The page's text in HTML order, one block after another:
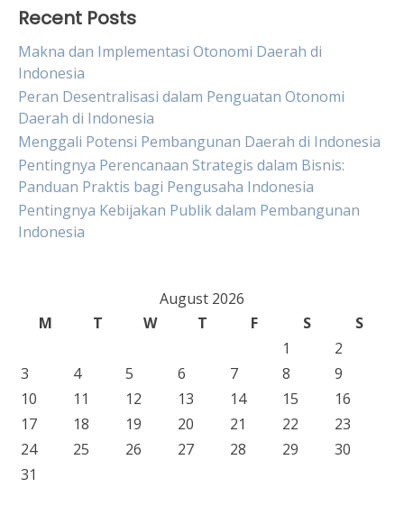
Recent Posts
Makna dan Implementasi Otonomi Daerah di
Indonesia
Peran Desentralisasi dalam Penguatan Otonomi
Daerah di Indonesia
Menggali Potensi Pembangunan Daerah di Indonesia
Pentingnya Perencanaan Strategis dalam Bisnis:
Panduan Praktis bagi Pengusaha Indonesia
Pentingnya Kebijakan Publik dalam Pembangunan
Indonesia
August 2026
M
T W T F S
S
1
2
3
4 5 6 7 8
9
10
11 12 13 14 15
16
17
18 19 20 21 22
23
24
25 26 27 28 29
30
31